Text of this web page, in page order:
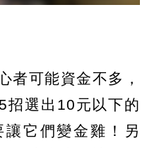
者可能資金不多，
招選出10元以下的
它們變金雞！另